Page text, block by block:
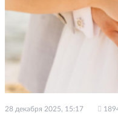
28 декабря 2025, 15:17